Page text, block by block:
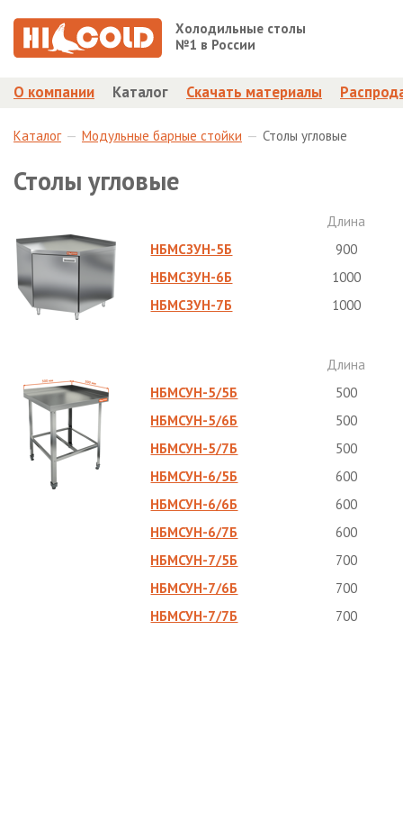
Холодильные столы
№1 в России
О компании Каталог Скачать материалы
Каталог Модульные барные стойки Столы угловые
Столы угловые
Длина
НБМСЗУН-5Б
900
НБМСЗУН-6Б
1000
НБМСЗУН-7Б
1000
Длина
НБМСУН-5/5Б
500
НБМСУН-5/6Б
500
НБМСУН-5/7Б
500
НБМСУН-6/5Б
600
НБМСУН-6/6Б
600
НБМСУН-6/7Б
600
НБМСУН-7/5Б
700
НБМСУН-7/6Б
700
НБМСУН-7/7Б
700